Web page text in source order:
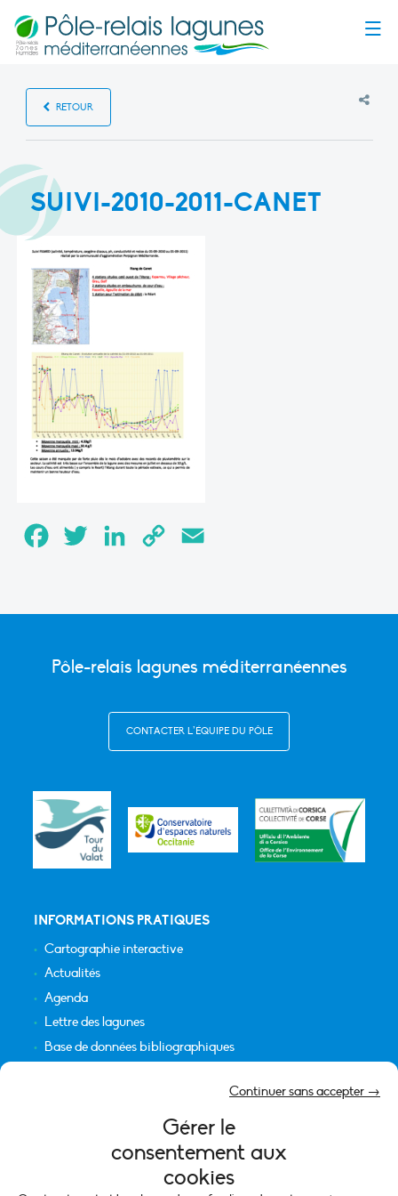
Gérer le
consentement aux
cookies
Continuer sans accepter →
RETOUR
SUIVI-2010-2011-CANET
FacebookTwitter LinkedInCopy
Pôle-relais lagunes méditerranéennes
CONTACTER L’ÉQUIPE DU PÔLE
INFORMATIONS PRATIQUES
Cartographie interactive
Actualités
Agenda
Lettre des lagunes
Base de données bibliographiques
Mentions légales
Politique de cookies (UE)